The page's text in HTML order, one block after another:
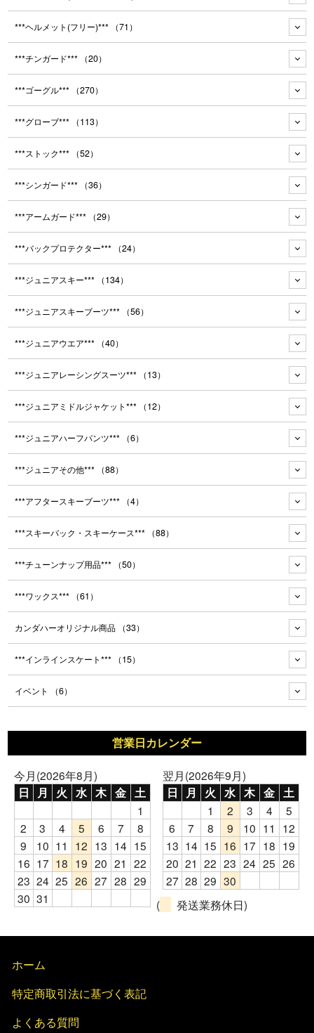
***ヘルメット(フリー)*** （71）
***チンガード*** （20）
***ゴーグル*** （270）
***グローブ*** （113）
***ストック*** （52）
***シンガード*** （36）
***アームガード*** （29）
***バックプロテクター*** （24）
***ジュニアスキー*** （134）
***ジュニアスキーブーツ*** （56）
***ジュニアウエア*** （40）
***ジュニアレーシングスーツ*** （13）
***ジュニアミドルジャケット*** （12）
***ジュニアハーフパンツ*** （6）
***ジュニアその他*** （88）
***アフタースキーブーツ*** （4）
***スキーバック・スキーケース*** （88）
***チューンナップ用品*** （50）
***ワックス*** （61）
カンダハーオリジナル商品 （33）
***インラインスケート*** （15）
イベント （6）
営業日カレンダー
今月(2026年8月)
日 月 火 水 木 金 土
1
2
3 4 5 6 7
8
9
10 11 12 13 14 15
16 17 18 19 20 21 22
23 24 25 26 27 28 29
30 31
翌月(2026年9月)
日 月 火 水 木 金 土
1 2 3 4
5
6
7 8 9 10 11
12
13 14 15 16 17 18 19
20 21 22 23 24 25 26
27 28 29 30
(
発送業務休日)
ホーム
特定商取引法に基づく表記
よくある質問